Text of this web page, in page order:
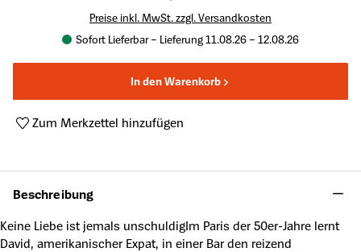
Preise inkl. MwSt. zzgl. Versandkosten
Sofort Lieferbar – Lieferung 11.08.26 – 12.08.26
In den Warenkorb
Zum Merkzettel hinzufügen
Beschreibung
Keine Liebe ist jemals unschuldigIm Paris der 50er-Jahre lernt
David, amerikanischer Expat, in einer Bar den reizend